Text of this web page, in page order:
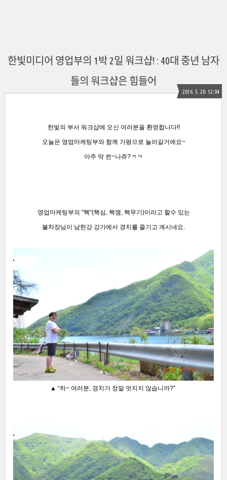
한빛미디어 영업부의 1박 2일 워크샵! : 40대 중년 남자
들의 워크샵은 힘들어
2016. 5. 20. 12:04
한빛의 부서 워크샵에 오신 여러분을 환영합니다!!
오늘은 영업마케팅부와 함께 가평으로 놀러갈거에요~
아주 막 씐~나쥬?ㅋㅋ
영업마케팅부의 "핵"(핵심, 핵잼, 핵무기)이라고 할수 있는
불차장님이 남한강 강가에서 경치를 즐기고 계시네요.
▲ “하~ 여러분, 경치가 정말 멋지지 않습니까?”